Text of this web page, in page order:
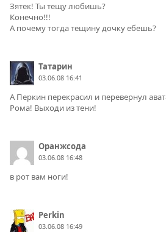
Зятек! Ты тещу любишь?
Конечно!!!
А почему тогда тещину дочку ебешь?
Татарин
03.06.08 16:41
А Перкин перекрасил и перевернул
Рома! Выходи из тени!
Оранжсода
03.06.08 16:48
в рот вам ноги!
Perkin
03.06.08 16:49